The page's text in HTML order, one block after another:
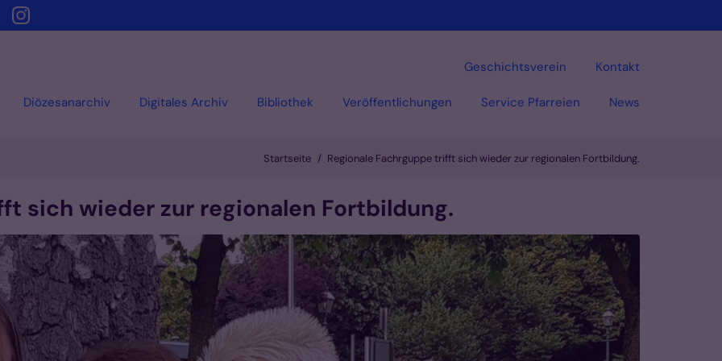
Diözesanarchiv Digitales Archiv Bibliothek Veröffentlichungen Service Pfarreien News
Geschichtsverein Kontakt
Startseite Regionale Fachrguppe trifft sich wieder zur regionalen Fortbildung.
sich wieder zur regionalen Fortbildung.